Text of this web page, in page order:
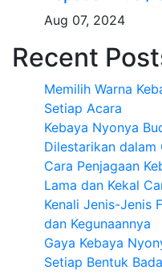
Aug 07, 2024
Recent
Memilih Warna
Setiap Acara
Kebaya Nyonya
Dilestarikan dalam
Cara Penjagaan
Lama dan Kekal
Kenali Jenis-Jenis
dan Kegunaannya
Gaya Kebaya
Setiap Bentuk